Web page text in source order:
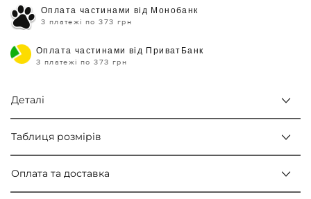
Оплата частинами від Монобанк
3 платежі по 373 грн
Оплата частинами від ПриватБанк
3 платежі по 373 грн
Деталі
Таблиця розмірів
Оплата та доставка